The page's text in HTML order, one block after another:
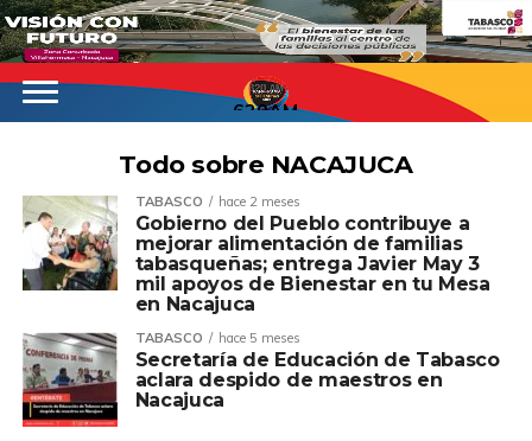
620AM
Todo sobre NACAJUCA
TABASCO hace 2 meses
Gobierno del Pueblo contribuye a
mejorar alimentación de familias
tabasqueñas; entrega Javier May 3
mil apoyos de Bienestar en tu Mesa
en Nacajuca
TABASCO hace 5 meses
Secretaría de Educación de Tabasco
aclara despido de maestros en
Nacajuca